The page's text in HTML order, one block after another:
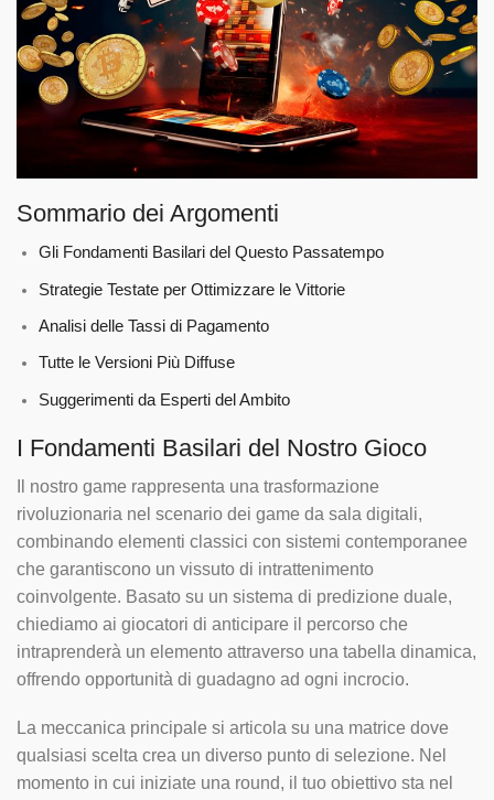
Sommario dei Argomenti
Gli Fondamenti Basilari del Questo Passatempo
Strategie Testate per Ottimizzare le Vittorie
Analisi delle Tassi di Pagamento
Tutte le Versioni Più Diffuse
Suggerimenti da Esperti del Ambito
I Fondamenti Basilari del Nostro Gioco
Il nostro game rappresenta una trasformazione
rivoluzionaria nel scenario dei game da sala digitali,
combinando elementi classici con sistemi contemporanee
che garantiscono un vissuto di intrattenimento
coinvolgente. Basato su un sistema di predizione duale,
chiediamo ai giocatori di anticipare il percorso che
intraprenderà un elemento attraverso una tabella dinamica,
offrendo opportunità di guadagno ad ogni incrocio.
La meccanica principale si articola su una matrice dove
qualsiasi scelta crea un diverso punto di selezione. Nel
momento in cui iniziate una round, il tuo obiettivo sta nel